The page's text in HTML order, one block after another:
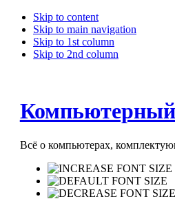
Skip to content
Skip to main navigation
Skip to 1st column
Skip to 2nd column
Всё о компьютерах,